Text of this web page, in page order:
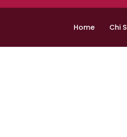
Home Chi